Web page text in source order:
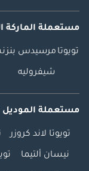
مستعملة الماركة
تويوتا مرسيدس بنز
شيفروليه
مستعملة
تويوتا لاند كروزر
نيسان ألتيما